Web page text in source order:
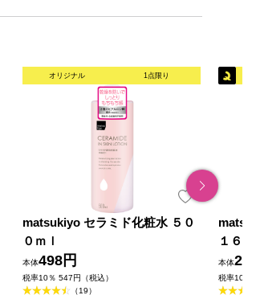
オリジナル 1点限り
matsukiyo セラミド化粧水 ５０
０ｍｌ
本体498円
税率10％ 547円（税込）
（19）
１６０
本体
税率10％